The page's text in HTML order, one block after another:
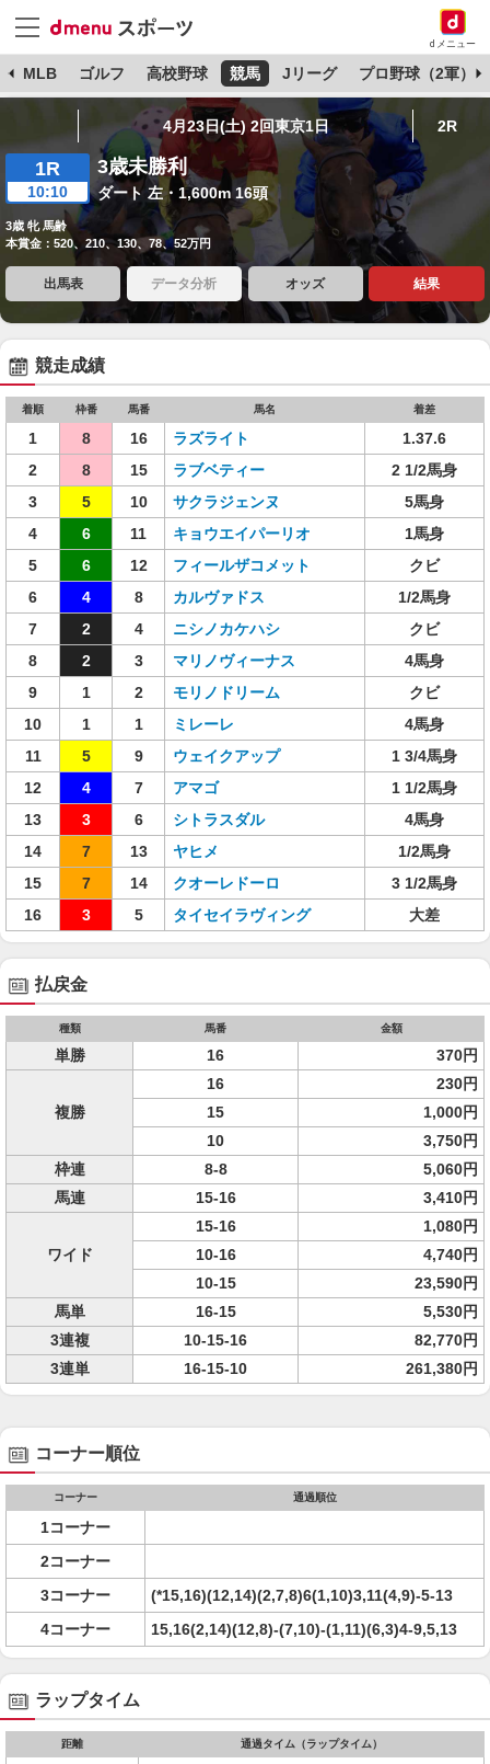
dメニュー
MLB ゴルフ 高校野球 競馬 Jリーグ プロ野球（2軍）
4月23日(土) 2回東京1日 2R
1R
10:10
3歳未勝利
ダート 左・1,600m 16頭
3歳 牝 馬齢
本賞金：520、210、130、78、52万円
出馬表 データ分析 オッズ 結果
競走成績
着順 枠番 馬番 馬名 着差
1 8 16 ラズライト
1.37.6
2
8 15 ラブベティー
2 1/2馬身
3
5 10 サクラジェンヌ
5馬身
4
6 11 キョウエイパーリオ
1馬身
5
6 12 フィールザコメット
クビ
6
4 8 カルヴァドス
1/2馬身
7
2 4 ニシノカケハシ
クビ
8
2 3 マリノヴィーナス
4馬身
9
1 2 モリノドリーム
クビ
10
1 1 ミレーレ
4馬身
11
5 9 ウェイクアップ
1 3/4馬身
12
4 7 アマゴ
1 1/2馬身
13
3 6 シトラスダル
4馬身
14
7 13 ヤヒメ
1/2馬身
15
7 14 クオーレドーロ
3 1/2馬身
16
3 5 タイセイラヴィング 大差
払戻金
種類 馬番 金額
単勝 16 370円
複勝
16
230円
15
1,000円
10
3,750円
枠連
8-8
5,060円
馬連
15-16 3,410円
ワイド
15-16
1,080円
10-16
4,740円
10-15
23,590円
馬単
16-15
5,530円
3連複
10-15-16
82,770円
3連単
16-15-10 261,380円
コーナー順位
コーナー 通過順位
1コーナー
2コーナー
3コーナー
(*15,16)(12,14)(2,7,8)6(1,10)3,11(4,9)-5-13
4コーナー
15,16(2,14)(12,8)-(7,10)-(1,11)(6,3)4-9,5,13
ラップタイム
距離 通過タイム（ラップタイム）